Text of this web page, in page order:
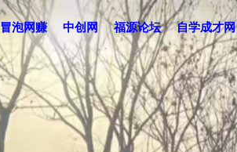
冒泡网赚 中创网 福源论坛 自学成才网